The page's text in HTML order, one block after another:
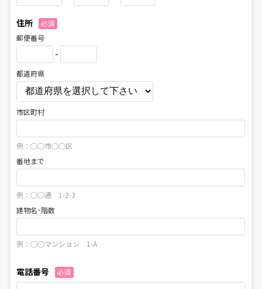
住所
必須
郵便番号
-
都道府県
市区町村
例：○○市○○区
番地まで
例：○○通 1-2-3
建物名･階数
例：○○マンション 1-A
電話番号 必須